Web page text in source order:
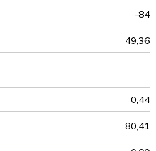
-84
49,36
0,44
80,41